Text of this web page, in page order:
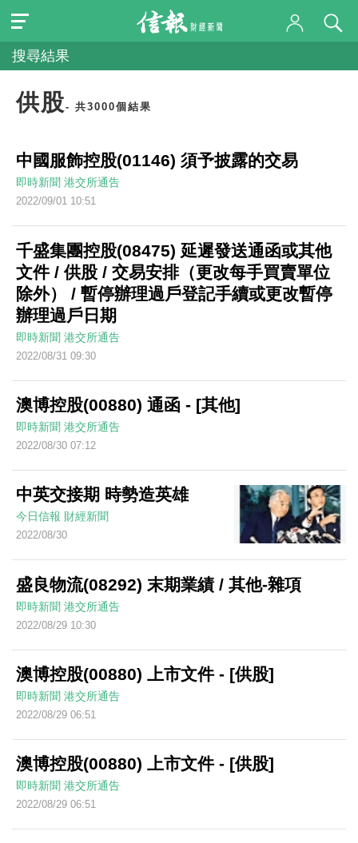
搜尋結果
供股- 共3000個結果
中國服飾控股(01146) 須予披露的交易
即時新聞 港交所通告
2022/09/01 10:51
千盛集團控股(08475) 延遲發送通函或其他
文件 / 供股 / 交易安排（更改每手買賣單位
除外） / 暫停辦理過戶登記手續或更改暫停
辦理過戶日期
即時新聞 港交所通告
2022/08/31 09:30
澳博控股(00880) 通函 - [其他]
即時新聞 港交所通告
2022/08/30 07:12
中英交接期 時勢造英雄
今日信報 財經新聞
2022/08/30
盛良物流(08292) 末期業績 / 其他-雜項
即時新聞 港交所通告
2022/08/29 10:30
澳博控股(00880) 上市文件 - [供股]
即時新聞 港交所通告
2022/08/29 06:51
澳博控股(00880) 上市文件 - [供股]
即時新聞 港交所通告
2022/08/29 06:51